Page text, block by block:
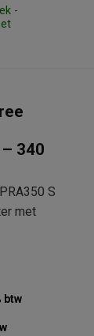
-
340
S
met
btw